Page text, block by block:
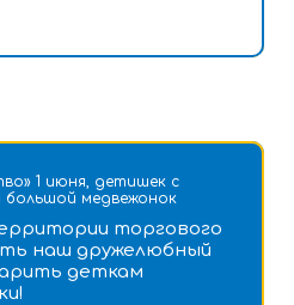
1 июня, детишек с
медвежонок
торгового
наш дружелюбный
деткам